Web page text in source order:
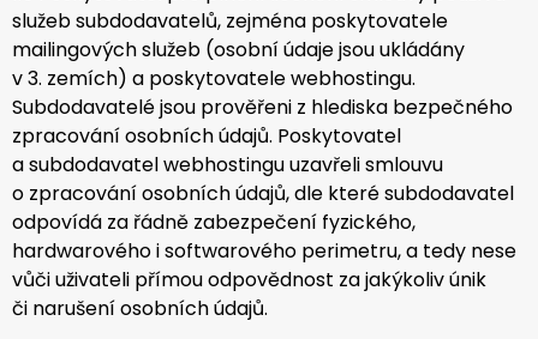
služeb subdodavatelů, zejména poskytovatele
mailingových služeb (osobní údaje jsou ukládány
v 3. zemích) a poskytovatele webhostingu.
Subdodavatelé jsou prověřeni z hlediska bezpečného
zpracování osobních údajů. Poskytovatel
a subdodavatel webhostingu uzavřeli smlouvu
o zpracování osobních údajů, dle které subdodavatel
odpovídá za řádně zabezpečení fyzického,
hardwarového i softwarového perimetru, a tedy nese
vůči uživateli přímou odpovědnost za jakýkoliv únik
či narušení osobních údajů.